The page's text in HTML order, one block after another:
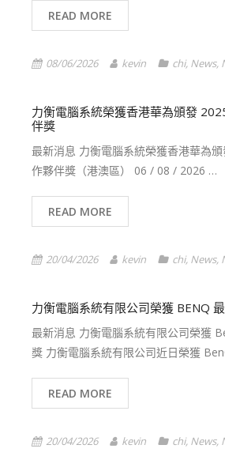
READ MORE
08/06/2026 kevin chi, News,
力衡電腦系統榮獲香港華為頒發
伴獎
最新消息 力衡電腦系統榮獲香港華為
作夥伴獎（港澳區） 06 / 08 / 2026 …
READ MORE
20/04/2026 kevin chi, News,
力衡電腦系統有限公司榮獲 BENQ
最新消息 力衡電腦系統有限公司榮獲
獎 力衡電腦系統有限公司近日榮獲
READ MORE
20/04/2026 kevin chi, News,